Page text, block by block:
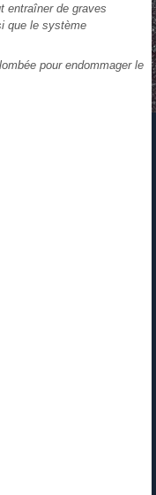
entraîner de graves
que le système
pour endommager le